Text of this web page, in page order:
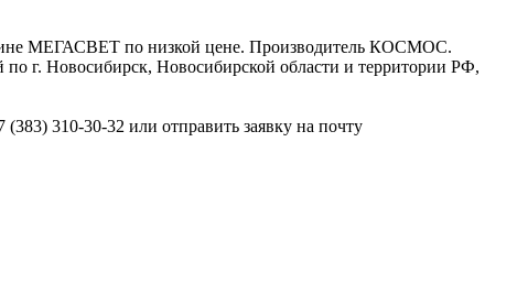
МЕГАСВЕТ по низкой цене. Производитель КОСМОС.
г. Новосибирск, Новосибирской области и территории РФ,
310-30-32 или отправить заявку на почту